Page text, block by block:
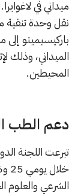
نقل وحدة تنقية
باركيسيميتو
الميداني، وذلك
المحيطين.
دعم الطب
تبرعت اللجنة
الشرعي والعلوم